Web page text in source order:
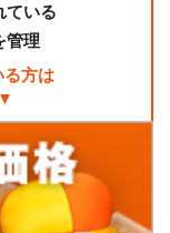
ている
管理
る方は